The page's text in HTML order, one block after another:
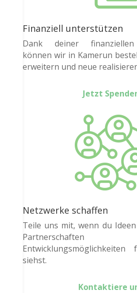
Finanziell unterstützen
Dank deiner
können wir in Kamerun
erweitern und neue
Jetzt
Netzwerke schaffen
Teile uns mit, wenn du
siehst.
Kontaktiere